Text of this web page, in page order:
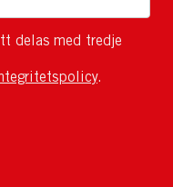
delas med tredje
.